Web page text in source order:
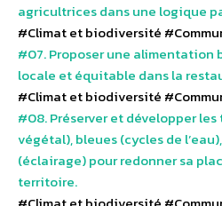
agricultrices dans une logique
#Climat et biodiversité
#07. Proposer une alimentation
locale et équitable dans la
#Climat et biodiversité
#08. Préserver et développer
végétal), bleues (cycles de
(éclairage) pour redonner sa
territoire.